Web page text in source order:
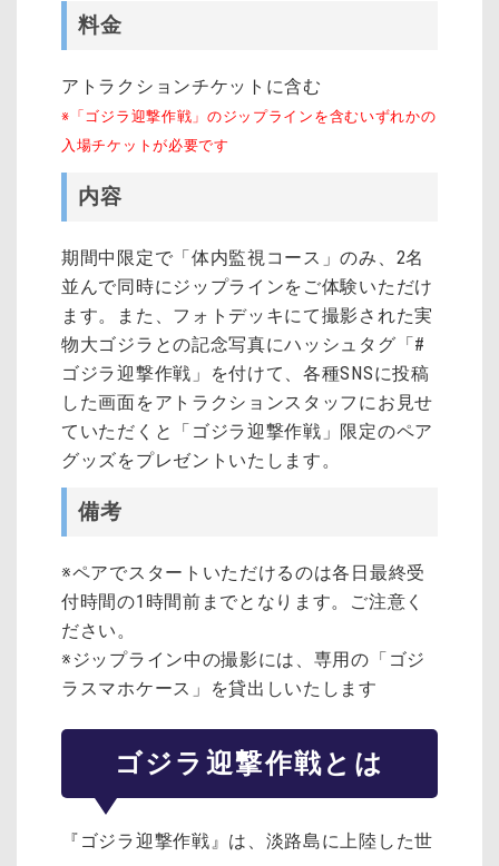
料金
アトラクションチケットに含む
※「ゴジラ迎撃作戦」のジップラインを含むいずれかの
入場チケットが必要です
内容
期間中限定で「体内監視コース」のみ、2名
並んで同時にジップラインをご体験いただけ
ます。また、フォトデッキにて撮影された実
物大ゴジラとの記念写真にハッシュタグ「#
ゴジラ迎撃作戦」を付けて、各種SNSに投稿
した画面をアトラクションスタッフにお見せ
ていただくと「ゴジラ迎撃作戦」限定のペア
グッズをプレゼントいたします。
備考
※ペアでスタートいただけるのは各日最終受
付時間の1時間前までとなります。ご注意く
ださい。
※ジップライン中の撮影には、専用の「ゴジ
ラスマホケース」を貸出しいたします
ゴジラ迎撃作戦とは
『ゴジラ迎撃作戦』は、淡路島に上陸した世